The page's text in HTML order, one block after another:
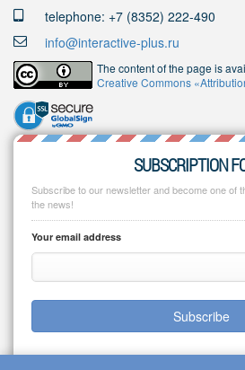
telephone: +7 (8352) 222-490
info@interactive-plus.ru
The content of the page is
Creative Commons
SUBSCRIPTION
Subscribe to our newsletter and become one of
the news!
Your email address
Subscribe